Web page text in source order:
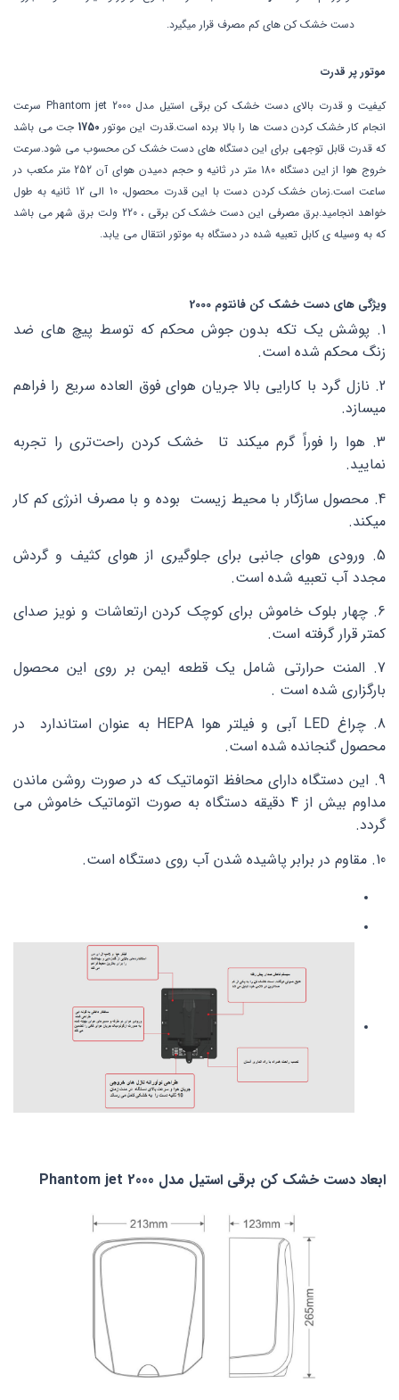
دست خشک کن های کم مصرف قرار میگیرد.
موتور پر قدرت
کیفیت و قدرت بالای دست خشک کن برقی استیل مدل Phantom jet 2000 سرعت
انجام کار خشک کردن دست ها را بالا برده است.قدرت این موتور 1750 جت می باشد
که قدرت قابل توجهی برای این دستگاه های دست خشک کن محسوب می شود.سرعت
خروج هوا از این دستگاه 180 متر در ثانیه و حجم دمیدن هوای آن 252 متر مکعب در
ساعت است.زمان خشک کردن دست با این قدرت محصول، 10 الی 12 ثانیه به طول
خواهد انجامید.برق مصرفی این دست خشک کن برقی ، 220 ولت برق شهر می باشد
که به وسیله ی کابل تعبیه شده در دستگاه به موتور انتقال می یابد.
ویژگی های دست خشک کن فانتوم 2000
1. پوشش یک تکه بدون جوش محکم که توسط پیچ های ضد
زنگ محکم شده است.
2. نازل گرد با کارایی بالا جریان هوای فوق العاده سریع را فراهم
میسازد.
3. هوا را فوراً گرم میکند تا خشک کردن راحت‌تری را تجربه
نمایید.
4. محصول سازگار با محیط زیست بوده و با مصرف انرژی کم کار
میکند.
5. ورودی هوای جانبی برای جلوگیری از هوای کثیف و گردش
مجدد آب تعبیه شده است.
6. چهار بلوک خاموش برای کوچک کردن ارتعاشات و نویز صدای
کمتر قرار گرفته است.
7. المنت حرارتی شامل یک قطعه ایمن بر روی این محصول
بارگزاری شده است .
8. چراغ LED آبی و فیلتر هوا HEPA به عنوان استاندارد در
محصول گنجانده شده است.
9. این دستگاه دارای محافظ اتوماتیک که در صورت روشن ماندن
مداوم بیش از 4 دقیقه دستگاه به صورت اتوماتیک خاموش می
گردد.
10. مقاوم در برابر پاشیده شدن آب روی
دستگاه است.
ابعاد دست خشک کن برقی استیل مدل Phantom jet 2000